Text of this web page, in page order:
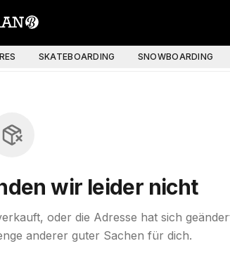
SKATEBOARDING SNOWBOARDING
wir leider nicht
oder die Adresse hat sich
anderer guter Sachen für dich.